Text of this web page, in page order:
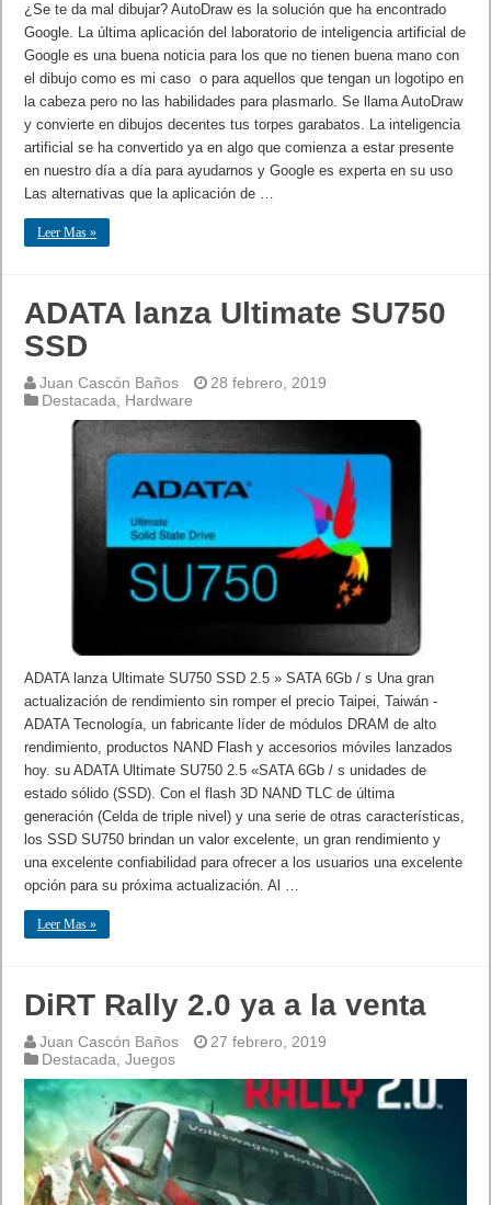
¿Se te da mal dibujar? AutoDraw es la solución que ha encontrado
Google. La última aplicación del laboratorio de inteligencia artificial de
Google es una buena noticia para los que no tienen buena mano con
el dibujo como es mi caso o para aquellos que tengan un logotipo en
la cabeza pero no las habilidades para plasmarlo. Se llama AutoDraw
y convierte en dibujos decentes tus torpes garabatos. La inteligencia
artificial se ha convertido ya en algo que comienza a estar presente
en nuestro día a día para ayudarnos y Google es experta en su uso
Las alternativas que la aplicación de …
Leer Mas »
ADATA lanza Ultimate SU750
SSD
Juan Cascón Baños
28 febrero, 2019
Destacada, Hardware
ADATA lanza Ultimate SU750 SSD 2.5 » SATA 6Gb / s Una gran
actualización de rendimiento sin romper el precio Taipei, Taiwán -
ADATA Tecnología, un fabricante líder de módulos DRAM de alto
rendimiento, productos NAND Flash y accesorios móviles lanzados
hoy. su ADATA Ultimate SU750 2.5 «SATA 6Gb / s unidades de
estado sólido (SSD). Con el flash 3D NAND TLC de última
generación (Celda de triple nivel) y una serie de otras características,
los SSD SU750 brindan un valor excelente, un gran rendimiento y
una excelente confiabilidad para ofrecer a los usuarios una excelente
opción para su próxima actualización. Al …
Leer Mas »
DiRT Rally 2.0 ya a la venta
Juan Cascón Baños
27 febrero, 2019
Destacada ,Juegos